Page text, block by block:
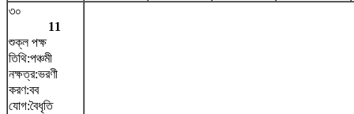
৩০
11
শুক্ল পক্ষ
তিথি:পঞ্চমী
নক্ষত্র:ভরণী
করণ:বব
যোগ:বৈধৃতি